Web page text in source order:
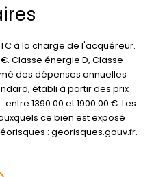
à la charge de l'acquéreur.
Classe énergie D, Classe
des dépenses annuelles
établi à partir des prix
1390.00 et 1900.00 €. Les
ce bien est exposé
: georisques.gouv.fr.